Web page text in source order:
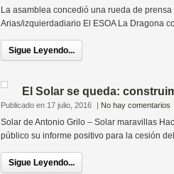
La asamblea concedió una rueda de
Arias/izquierdadiario El ESOA La Dragona
Sigue Leyendo...
El Solar se queda:
Publicado en 17 julio, 2016 | No hay comentarios
Solar de Antonio Grilo – Solar maravillas
público su informe positivo para la cesión
Sigue Leyendo...